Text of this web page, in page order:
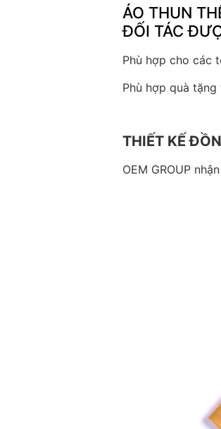
ÁO THUN
ĐỐI TÁC
Phù hợp cho các
Phù hợp quà
THIẾT KẾ
OEM GROUP